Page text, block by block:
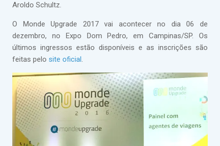
Aroldo Schultz.
O Monde Upgrade 2017 vai acontecer no dia 06 de
dezembro, no Expo Dom Pedro, em Campinas/SP. Os
últimos ingressos estão disponíveis e as inscrições são
feitas pelo site oficial.